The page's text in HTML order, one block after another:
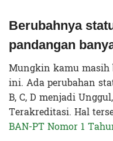
Berubahnya
pandangan
Mungkin kamu masih
ini. Ada perubahan
B, C, D menjadi
Terakreditasi. Hal
BAN-PT Nomor 1